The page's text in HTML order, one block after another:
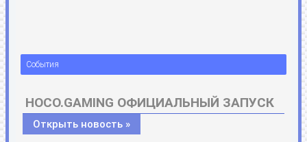
События
HOCO.GAMING ОФИЦИАЛЬНЫЙ ЗАПУСК
Открыть новость »